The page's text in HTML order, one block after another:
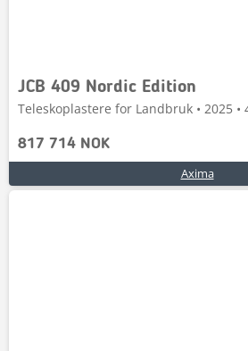
JCB 409 Nordic Edition
Teleskoplastere for Landbruk • 2025 •
817 714 NOK
Axima